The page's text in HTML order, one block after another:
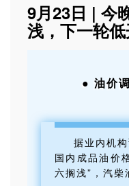
9月23日 | 今
浅，下一轮
● 油价
据业内机构
国内成品油价
六搁浅”，汽柴